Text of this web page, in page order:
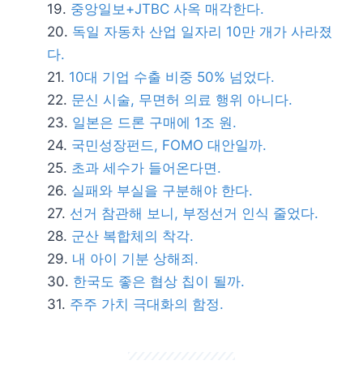
중앙일보+JTBC 사옥 매각한다.
독일 자동차 산업 일자리 10만 개가 사라졌
다.
10대 기업 수출 비중 50% 넘었다.
문신 시술, 무면허 의료 행위 아니다.
일본은 드론 구매에 1조 원.
국민성장펀드, FOMO 대안일까.
초과 세수가 들어온다면.
실패와 부실을 구분해야 한다.
선거 참관해 보니, 부정선거 인식 줄었다.
군산 복합체의 착각.
내 아이 기분 상해죄.
한국도 좋은 협상 칩이 될까.
주주 가치 극대화의 함정.